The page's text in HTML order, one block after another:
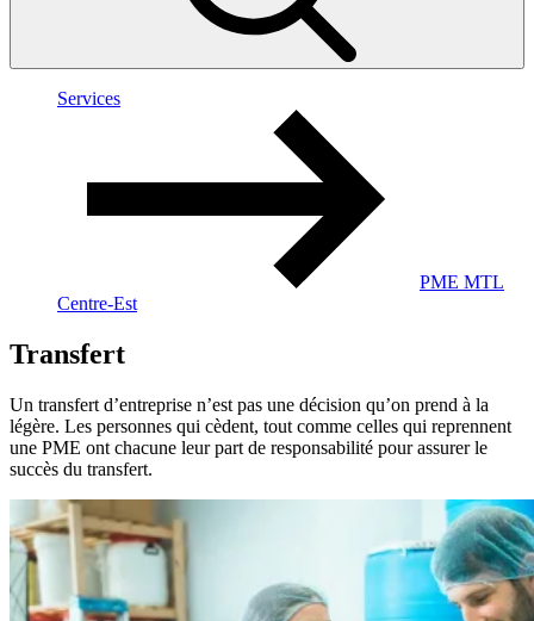
Services
PME MTL
Centre-Est
Transfert
Un transfert d’entreprise n’est pas une décision qu’on prend à la
légère. Les personnes qui cèdent, tout comme celles qui reprennent
une PME ont chacune leur part de responsabilité pour assurer le
succès du transfert.